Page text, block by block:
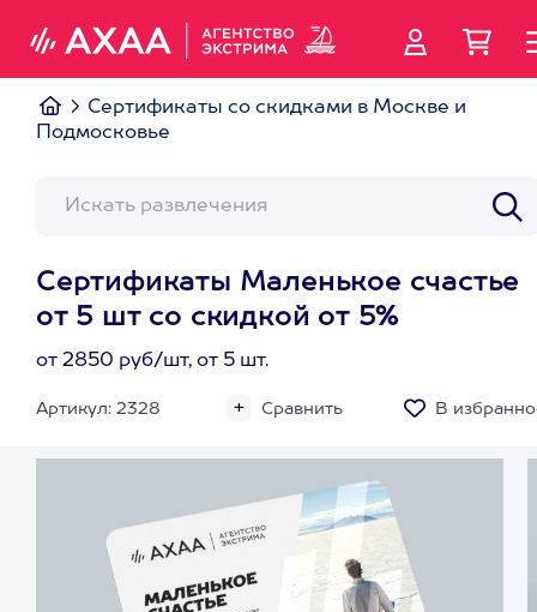
Сертификаты со скидками в Москве и
Подмосковье
Сертификаты Маленькое счастье
от 5 шт со скидкой от 5%
от 2850 руб/шт, от 5 шт.
Артикул: 2328 Сравнить В